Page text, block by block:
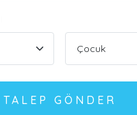
TALEP GÖNDER